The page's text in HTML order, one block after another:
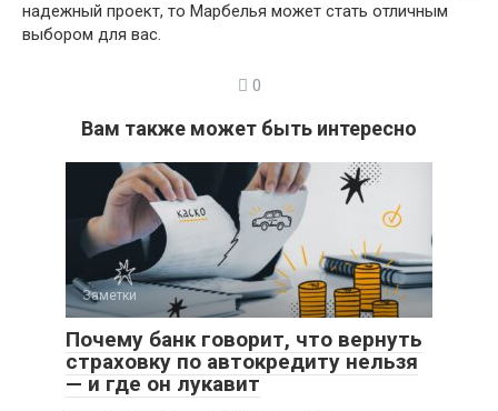
надежный проект, то Марбелья может стать отличным
выбором для вас.
0
Вам также может быть интересно
Заметки
Почему банк говорит, что вернуть
страховку по автокредиту нельзя
— и где он лукавит